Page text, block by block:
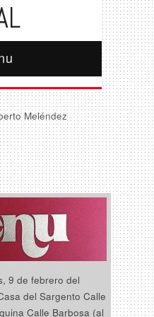
Meléndez
9 de febrero del
del Sargento Calle
Calle Barbosa (al